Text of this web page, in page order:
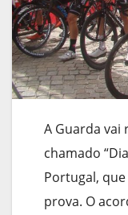
A Guarda vai
chamado
Portugal, que
prova. O